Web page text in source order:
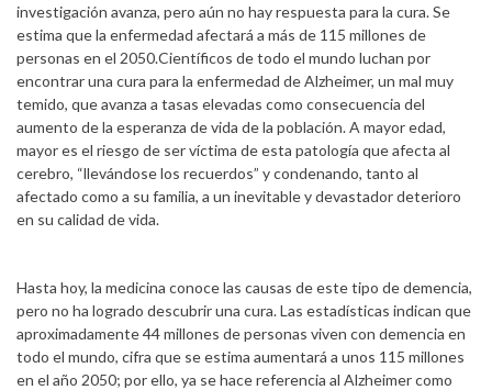
investigación avanza, pero aún no hay respuesta para la cura. Se
estima que la enfermedad afectará a más de 115 millones de
personas en el 2050.Científicos de todo el mundo luchan por
encontrar una cura para la enfermedad de Alzheimer, un mal muy
temido, que avanza a tasas elevadas como consecuencia del
aumento de la esperanza de vida de la población. A mayor edad,
mayor es el riesgo de ser víctima de esta patología que afecta al
cerebro, “llevándose los recuerdos” y condenando, tanto al
afectado como a su familia, a un inevitable y devastador deterioro
en su calidad de vida.
Hasta hoy, la medicina conoce las causas de este tipo de demencia,
pero no ha logrado descubrir una cura. Las estadísticas indican que
aproximadamente 44 millones de personas viven con demencia en
todo el mundo, cifra que se estima aumentará a unos 115 millones
en el año 2050; por ello, ya se hace referencia al Alzheimer como